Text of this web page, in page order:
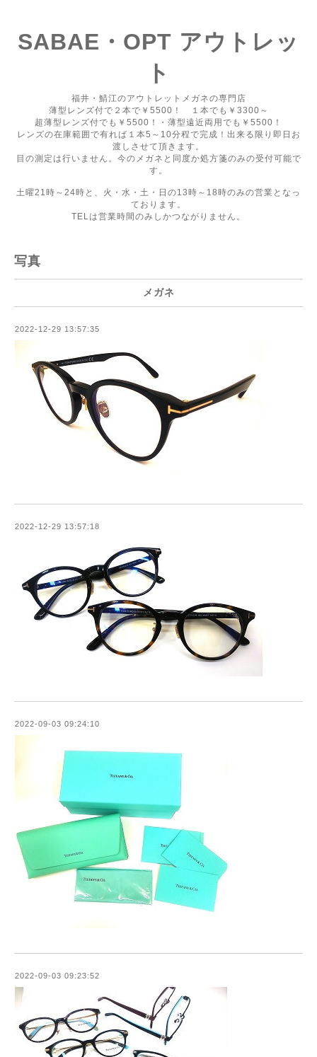
SABAE・OPT アウトレッ
ト
福井・鯖江のアウトレットメガネの専門店
薄型レンズ付で２本で￥5500！ １本でも￥3300～
超薄型レンズ付でも￥5500！・薄型遠近両用でも￥5500！
レンズの在庫範囲で有れば１本5～10分程で完成！出来る限り即日お
渡しさせて頂きます。
目の測定は行いません。今のメガネと同度か処方箋のみの受付可能で
す。
土曜21時～24時と、火・水・土・日の13時～18時のみの営業となっ
ております。
TELは営業時間のみしかつながりません。
写真
メガネ
2022-12-29 13:57:35
2022-12-29 13:57:18
2022-09-03 09:24:10
2022-09-03 09:23:52